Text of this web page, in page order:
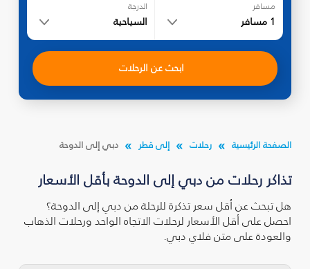
مسافر
1 مسافر
الدرجة
السياحية
ابحث عن الرحلات
الصفحة الرئيسية رحلات إلى قطر دبي إلى الدوحة
تذاكر رحلات من دبي إلى الدوحة بأقل الأسعار
هل تبحث عن أقل سعر تذكرة للرحلة من دبي إلى الدوحة؟
احصل على أقل الأسعار لرحلات الاتجاه الواحد ورحلات الذهاب
والعودة على متن فلاي دبي.